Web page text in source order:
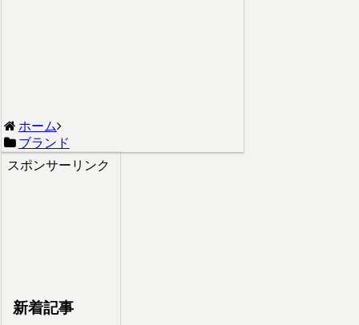
ホーム
ブランド
スポンサーリンク
新着記事